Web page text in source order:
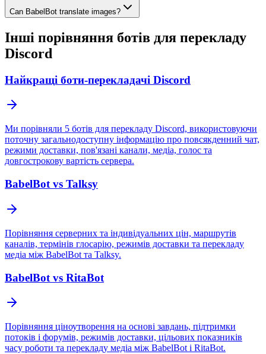
Can BabelBot translate images?
Інші порівняння ботів для перекладу
Discord
Найкращі боти-перекладачі Discord
Ми порівняли 5 ботів для перекладу Discord, використовуючи
поточну загальнодоступну інформацію про повсякденний чат,
режими доставки, пов'язані канали, медіа, голос та
довгострокову вартість сервера.
BabelBot vs Talksy
Порівняння серверних та індивідуальних цін, маршрутів
каналів, термінів глосарію, режимів доставки та перекладу
медіа між BabelBot та Talksy.
BabelBot vs RitaBot
Порівняння ціноутворення на основі завдань, підтримки
потоків і форумів, режимів доставки, цільових показників
часу роботи та перекладу медіа між BabelBot і RitaBot.